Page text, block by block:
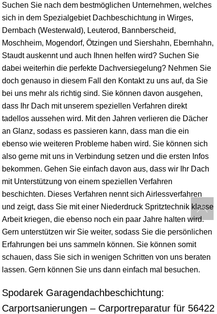
Suchen Sie nach dem bestmöglichen Unternehmen, welches
sich in dem Spezialgebiet Dachbeschichtung in Wirges,
Dernbach (Westerwald), Leuterod, Bannberscheid,
Moschheim, Mogendorf, Ötzingen und Siershahn, Ebernhahn,
Staudt auskennt und auch Ihnen helfen wird? Suchen Sie
dabei weiterhin die perfekte Dachversiegelung? Nehmen Sie
doch genauso in diesem Fall den Kontakt zu uns auf, da Sie
bei uns mehr als richtig sind. Sie können davon ausgehen,
dass Ihr Dach mit unserem speziellen Verfahren direkt
tadellos aussehen wird. Mit den Jahren verlieren die Dächer
an Glanz, sodass es passieren kann, dass man die ein
ebenso wie weiteren Probleme haben wird. Sie können sich
also gerne mit uns in Verbindung setzen und die ersten Infos
bekommen. Gehen Sie einfach davon aus, dass wir Ihr Dach
mit Unterstützung von einem speziellen Verfahren
beschichten. Dieses Verfahren nennt sich Airlessverfahren
und zeigt, dass Sie mit einer Niederdruck Spritztechnik klasse
Arbeit kriegen, die ebenso noch ein paar Jahre halten wird.
Gern unterstützen wir Sie weiter, sodass Sie die persönlichen
Erfahrungen bei uns sammeln können. Sie können somit
schauen, dass Sie sich in wenigen Schritten von uns beraten
lassen. Gern können Sie uns dann einfach mal besuchen.
Spodarek Garagendachbeschichtung:
Carportsanierungen – Carportreparatur für 56422